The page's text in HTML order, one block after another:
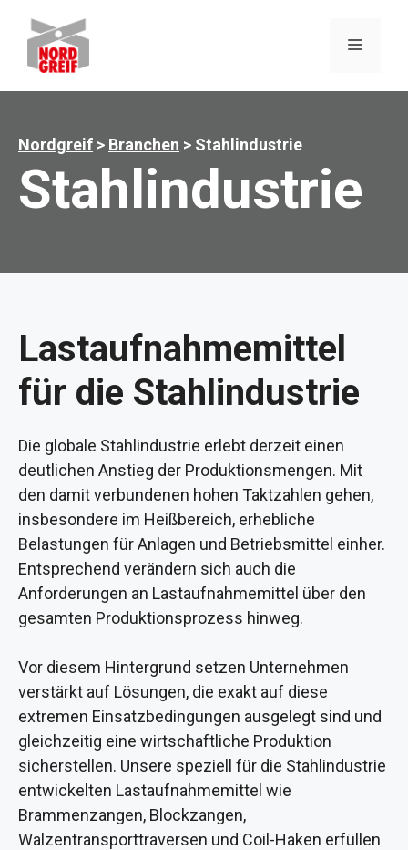
Inhalt
springen
MENÜ
Nordgreif > Branchen > Stahl­­­industrie
Stahl­­­­industrie
Lastaufnahmemittel
für die Stahlindustrie
Die globale Stahlindustrie erlebt derzeit einen
deutlichen Anstieg der Produktionsmengen. Mit
den damit verbundenen hohen Taktzahlen gehen,
insbesondere im Heißbereich, erhebliche
Belastungen für Anlagen und Betriebsmittel einher.
Entsprechend verändern sich auch die
Anforderungen an Lastaufnahmemittel über den
gesamten Produktionsprozess hinweg.
Vor diesem Hintergrund setzen Unternehmen
verstärkt auf Lösungen, die exakt auf diese
extremen Einsatzbedingungen ausgelegt sind und
gleichzeitig eine wirtschaftliche Produktion
sicherstellen. Unsere speziell für die Stahlindustrie
entwickelten Lastaufnahmemittel wie
Brammenzangen, Blockzangen,
Walzentransporttraversen und Coil-Haken erfüllen